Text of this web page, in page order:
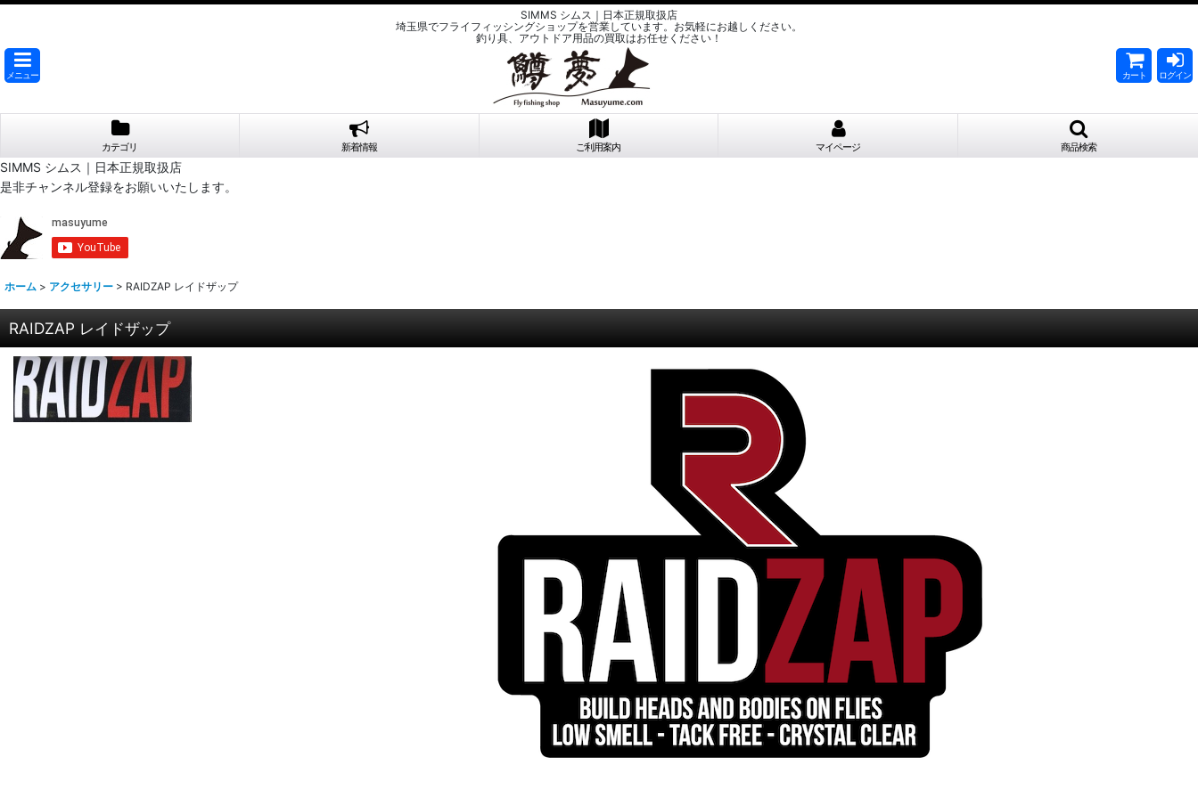
SIMMS シムス｜日本正規取扱店
埼玉県でフライフィッシングショップを営業しています。お気軽にお越しください。
釣り具、アウトドア用品の買取はお任せください！
メニュー カート ログイン
カテゴリ 新着情報 ご利用案内 マイページ 商品検索
SIMMS シムス｜日本正規取扱店
是非チャンネル登録をお願いいたします。
ホーム > アクセサリー > RAIDZAP レイドザップ
RAIDZAP レイドザップ